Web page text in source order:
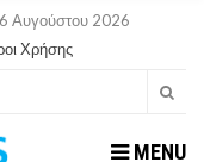
6 Αυγούστου 2026
Χρήσης
MENU